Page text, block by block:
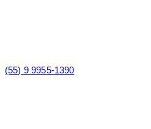
(55) 9 9955-1390